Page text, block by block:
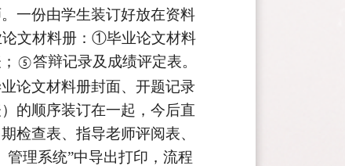
一份由学生装订好放在资料
文材料册：①毕业论文材料
⑤答辩记录及成绩评定表。
论文材料册封面、开题记录
的顺序装订在一起，今后直
检查表、 指导老师评阅表、
管理系统”中导出打印，流程